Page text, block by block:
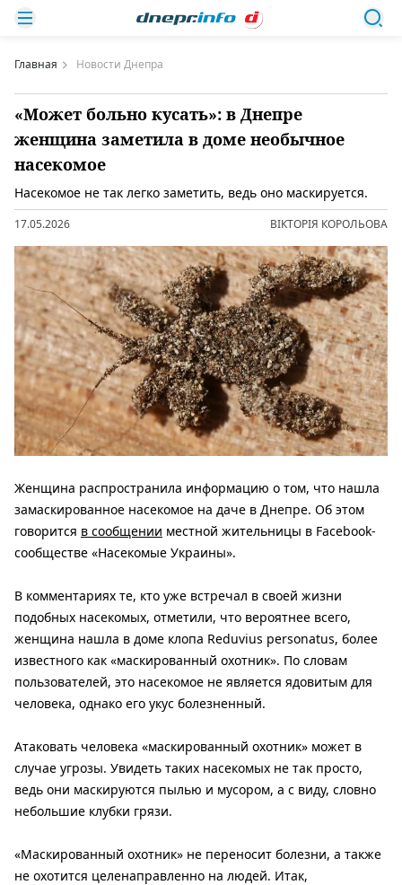
Главная Новости Днепра
«Может больно кусать»: в Днепре
женщина заметила в доме необычное
насекомое
Насекомое не так легко заметить, ведь оно маскируется.
17.05.2026 ВІКТОРІЯ КОРОЛЬОВА
Женщина распространила информацию о том, что нашла
замаскированное насекомое на даче в Днепре. Об этом
говорится в сообщении местной жительницы в Facebook-
сообществе «Насекомые Украины».
В комментариях те, кто уже встречал в своей жизни
подобных насекомых, отметили, что вероятнее всего,
женщина нашла в доме клопа Reduvius personatus, более
известного как «маскированный охотник». По словам
пользователей, это насекомое не является ядовитым для
человека, однако его укус болезненный.
Атаковать человека «маскированный охотник» может в
случае угрозы. Увидеть таких насекомых не так просто,
ведь они маскируются пылью и мусором, а с виду, словно
небольшие клубки грязи.
«Маскированный охотник» не переносит болезни, а также
не охотится целенаправленно на людей. Итак,